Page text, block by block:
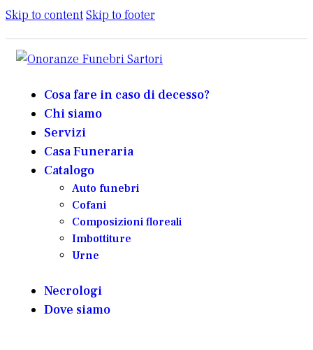
Skip to contentSkip to footer
Cosa fare in caso di decesso?
Chi siamo
Servizi
Casa Funeraria
Catalogo
Auto funebri
Cofani
Composizioni floreali
Imbottiture
Urne
Necrologi
Dove siamo